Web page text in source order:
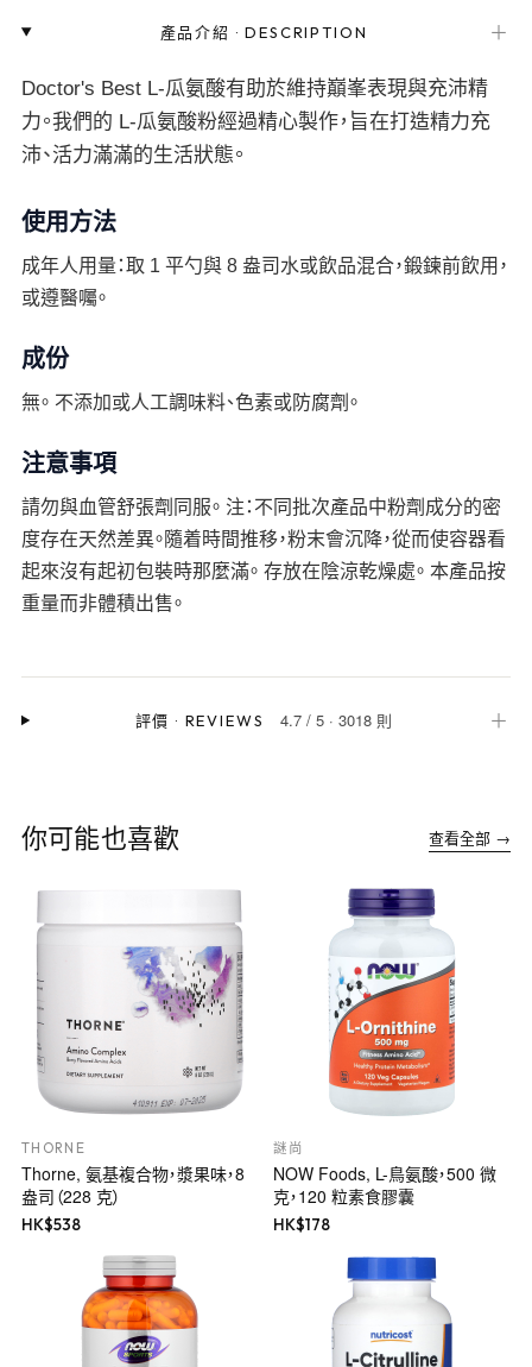
產品介紹 ·DESCRIPTION ＋
Doctor's Best L-瓜氨酸有助於維持巔峯表現與充沛精
力。我們的 L-瓜氨酸粉經過精心製作，旨在打造精力充
沛、活力滿滿的生活狀態。
使用方法
成年人用量：取 1 平勺與 8 盎司水或飲品混合，鍛鍊前飲用，
或遵醫囑。
成份
無。 不添加或人工調味料、色素或防腐劑。
注意事項
請勿與血管舒張劑同服。 注：不同批次產品中粉劑成分的密
度存在天然差異。隨着時間推移，粉末會沉降，從而使容器看
起來沒有起初包裝時那麼滿。 存放在陰涼乾燥處。 本產品按
重量而非體積出售。
評價 · REVIEWS 4.7 /5 ·3018 則 ＋
你可能也喜歡 查看全部 →
THORNE
Thorne, 氨基複合物，漿果味，8
盎司（228 克）
HK$538
謎尚
NOW Foods, L-鳥氨酸，500 微
克，120 粒素食膠囊
HK$178